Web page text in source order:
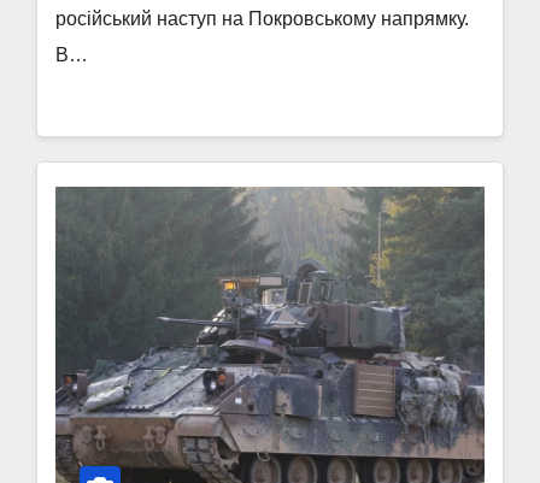
російський наступ на Покровському напрямку.
В…